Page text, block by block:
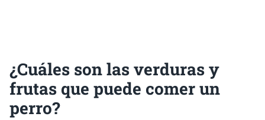
¿Cuáles son las verduras y
frutas que puede comer un
perro?